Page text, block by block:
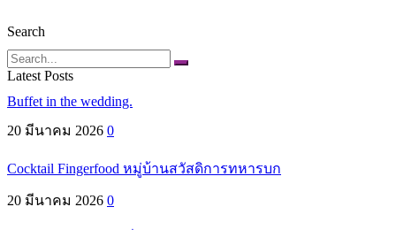
Search
Search
Latest Posts
Buffet in the wedding.
20 มีนาคม 2026 0
Cocktail Fingerfood หมู่บ้านสวัสดิการทหารบก
20 มีนาคม 2026 0